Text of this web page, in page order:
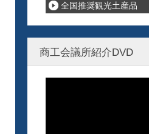
全国推奨観光土産品
商工会議所紹介DVD